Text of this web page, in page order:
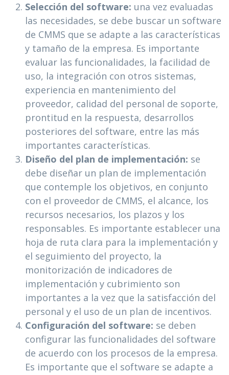
Selección del software: una vez evaluadas
las necesidades, se debe buscar un software
de CMMS que se adapte a las características
y tamaño de la empresa. Es importante
evaluar las funcionalidades, la facilidad de
uso, la integración con otros sistemas,
experiencia en mantenimiento del
proveedor, calidad del personal de soporte,
prontitud en la respuesta, desarrollos
posteriores del software, entre las más
importantes características.
Diseño del plan de implementación: se
debe diseñar un plan de implementación
que contemple los objetivos, en conjunto
con el proveedor de CMMS, el alcance, los
recursos necesarios, los plazos y los
responsables. Es importante establecer una
hoja de ruta clara para la implementación y
el seguimiento del proyecto, la
monitorización de indicadores de
implementación y cubrimiento son
importantes a la vez que la satisfacción del
personal y el uso de un plan de incentivos.
Configuración del software: se deben
configurar las funcionalidades del software
de acuerdo con los procesos de la empresa.
Es importante que el software se adapte a